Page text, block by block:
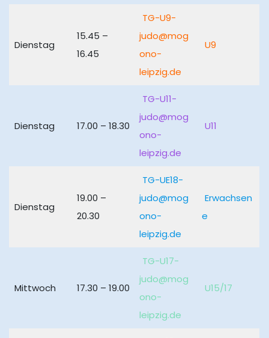
Dienstag
15.45 –
16.45
TG-U9-
judo@mog
ono-
leipzig.de
U9
Dienstag 17.00 – 18.30
TG-U11-
judo@mog
ono-
leipzig.de
U11
Dienstag
19.00 –
20.30
TG-UE18-
judo@mog
ono-
leipzig.de
Erwachsen
e
Mittwoch 17.30 – 19.00
TG-U17-
judo@mog
ono-
leipzig.de
U15/17